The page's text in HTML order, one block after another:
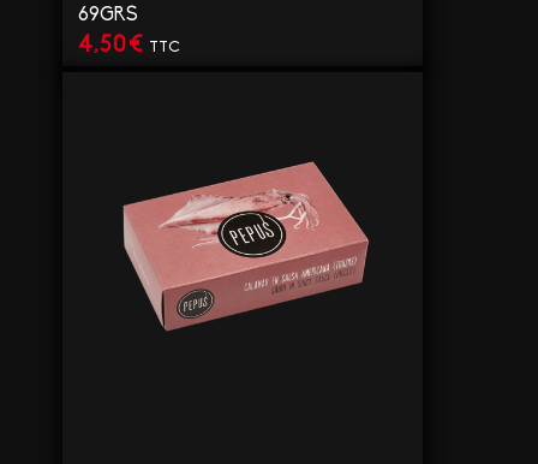
69GRS
4,50€ TTC